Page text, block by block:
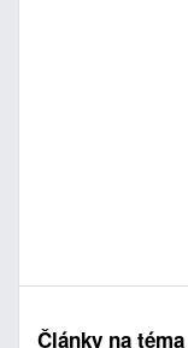
Články na